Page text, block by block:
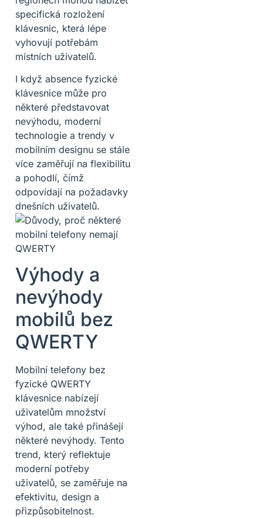
specifická rozložení
klávesnic, která lépe
vyhovují potřebám
místních uživatelů.
I když absence fyzické
klávesnice může pro
některé představovat
nevýhodu, moderní
technologie a trendy v
mobilním designu se stále
více zaměřují na flexibilitu
a pohodlí, čímž
odpovídají na požadavky
dnešních uživatelů.
Výhody a
nevýhody
mobilů bez
QWERTY
Mobilní telefony bez
fyzické QWERTY
klávesnice nabízejí
uživatelům množství
výhod, ale také přinášejí
některé nevýhody. Tento
trend, který reflektuje
moderní potřeby
uživatelů, se zaměřuje na
efektivitu, design a
přizpůsobitelnost.